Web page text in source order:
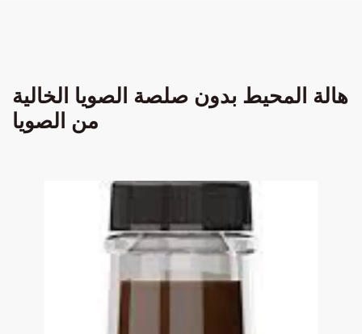
هالة المحيط بدون صلصة الصويا الخالية
من الصويا